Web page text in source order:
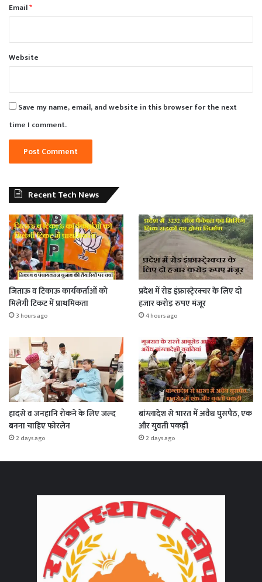
Email*
Website
Save my name, email, and website in this browser for the next
time I comment.
Recent Tech News
जिताऊ व टिकाऊ कार्यकर्ताओं को
मिलेगी टिकट में प्राथमिकता
3 hours ago
प्रदेश में रोड इंफ्रास्टे्रक्चर के लिए दो
हजार करोड़ रुपए मंजूर
4 hours ago
हादसे व जनहानि रोकने के लिए जल्द
बनना चाहिए फोरलेन
2 days ago
बांग्लादेश से भारत में अवैध घुसपैठ, एक
और युवती पकड़ी
2 days ago